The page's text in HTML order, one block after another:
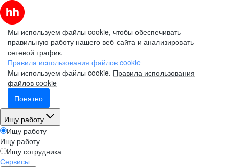
Мы используем файлы cookie, чтобы обеспечивать
правильную работу нашего веб-сайта и анализировать
сетевой трафик.
Правила использования файлов cookie
Мы используем файлы cookie. Правила использования
файлов cookie
Понятно
Ищу работу
Ищу работу
Ищу работу
Ищу сотрудника
Сервисы